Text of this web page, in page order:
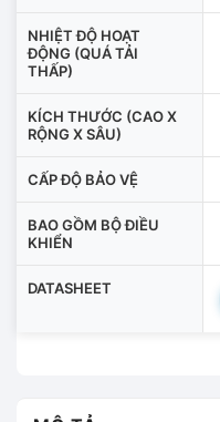
NHIỆT ĐỘ HOẠT
ĐỘNG (QUÁ TẢI
THẤP)
KÍCH THƯỚC (CAO X
RỘNG X SÂU)
CẤP ĐỘ BẢO VỆ
BAO GỒM BỘ ĐIỀU
KHIỂN
DATASHEET